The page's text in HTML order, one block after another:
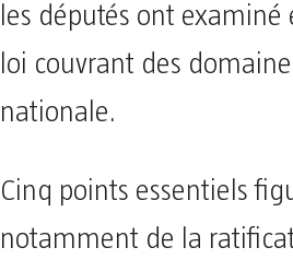
les députés ont
loi couvrant des
nationale.
Cinq points essentiels
notamment de la